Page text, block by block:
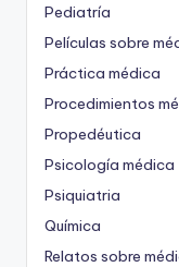
Pediatría
Películas sobre
Práctica médica
Procedimientos
Propedéutica
Psicología médica
Psiquiatria
Química
Relatos sobre